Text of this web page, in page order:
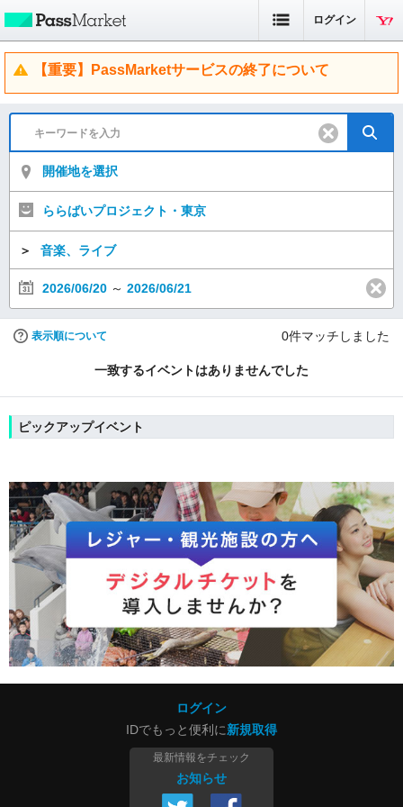
ログイン
【重要】PassMarketサービスの終了について
開催地を選択
ららばいプロジェクト・東京
＞ 音楽、ライブ
2026/06/20 ～ 2026/06/21
表示順について 0件マッチしました
一致するイベントはありませんでした
ピックアップイベント
ログイン
IDでもっと便利に新規取得
最新情報をチェック
お知らせ